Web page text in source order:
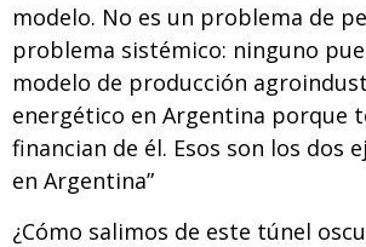
modelo. No es un problema de
problema sistémico: ninguno
modelo de producción
energético en Argentina porque
financian de él. Esos son los dos
en Argentina”
¿Cómo salimos de este túnel